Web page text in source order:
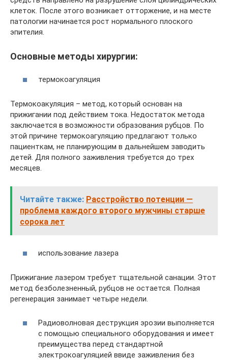
клеток. После этого возникает отторжение, и на месте
патологии начинается рост нормального плоского
эпителия.
Основные методы хирургии:
термокоагуляция
Термокоакуляция – метод, который основан на
прижигании под действием тока. Недостаток метода
заключается в возможности образования рубцов. По
этой причине термокоагуляцию предлагают только
пациенткам, не планирующим в дальнейшем заводить
детей. Для полного заживления требуется до трех
месяцев.
Читайте также: Расстройство потенции —
проблема каждого второго мужчины старше
сорока лет
использование лазера
Прижигание лазером требует тщательной санации. Этот
метод безболезненный, рубцов не остается. Полная
регенерация занимает четыре недели.
Радиоволновая деструкция эрозии выполняется
с помощью специального оборудования и имеет
преимущества перед стандартной
электрокоагуляцией ввиде заживления без